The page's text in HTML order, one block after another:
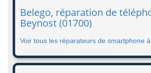
Belego, réparation de
Beynost (01700)
Voir tous les réparateurs de smartphone